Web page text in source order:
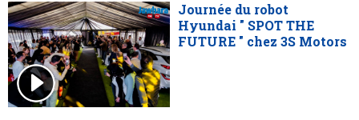
Journée du robot
Hyundai " SPOT THE
FUTURE " chez 3S Motors